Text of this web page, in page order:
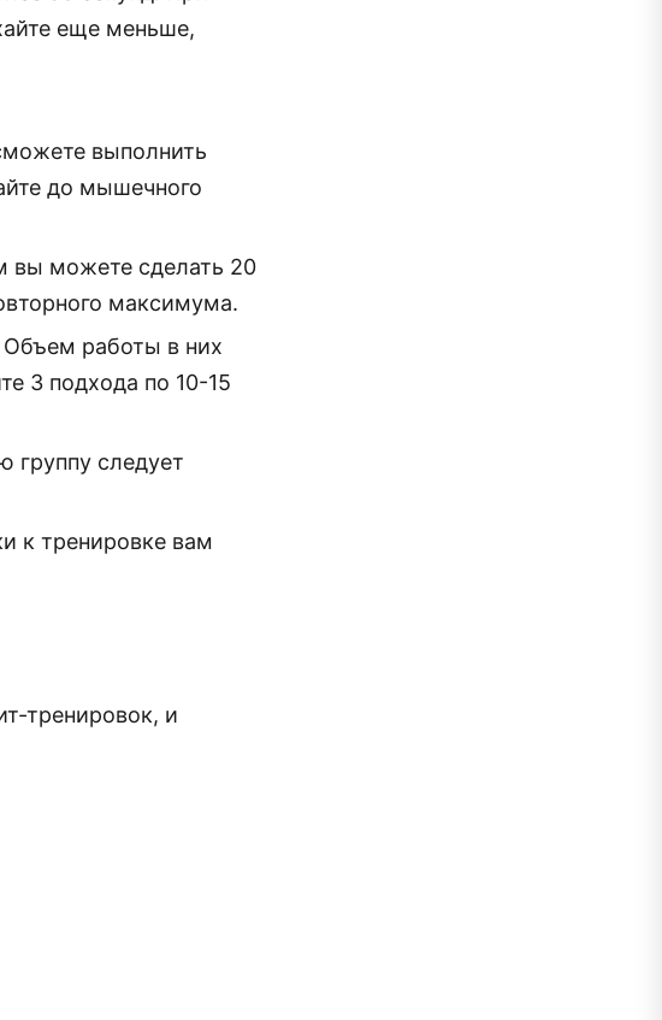
еще меньше,
выполнить
до мышечного
вы можете сделать 20
максимума.
Объем работы в них
3 подхода по 10-15
группу следует
к тренировке вам
тренировок, и